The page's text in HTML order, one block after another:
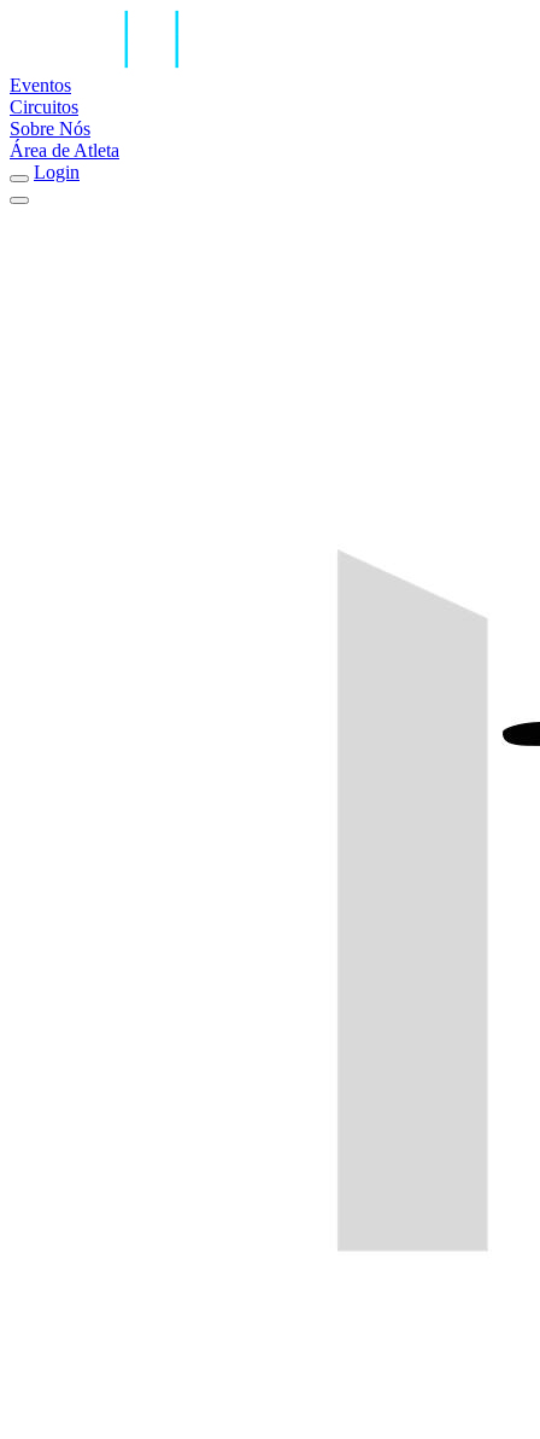
Eventos
Circuitos
Sobre Nós
Área de Atleta
Login